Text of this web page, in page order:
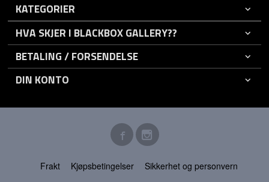
KATEGORIER
HVA SKJER I BLACKBOX GALLERY??
BETALING / FORSENDELSE
DIN KONTO
Frakt Kjøpsbetingelser
Sikkerhet og personvern